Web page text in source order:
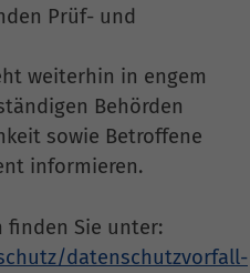
Prüf- und
weiterhin in engem
Behörden
sowie Betroffene
informieren.
finden Sie unter:
datenschutzvorfall-